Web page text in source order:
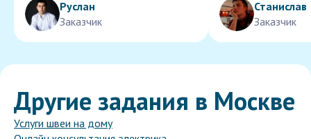
Руслан
Заказчик
Станислав
Заказчик
Другие задания в Москве
Услуги швеи на дому